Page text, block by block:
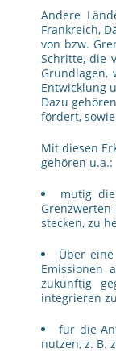
Andere
Frankreich,
von bzw.
Schritte, die
Grundlagen,
Entwicklung
Dazu
fördert,
Mit diesen
gehören u.a.:
mutig
stecken, zu
Über
Emissionen
zukünftig
integrieren
für die
nutzen, z. B.